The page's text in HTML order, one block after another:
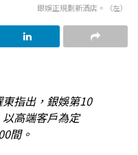
銀娛正規劃新酒店。（左）
指出，銀娛第10
高端客戶為定
間。